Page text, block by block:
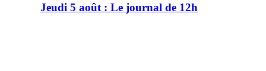
Jeudi 5 août : Le journal de 12h